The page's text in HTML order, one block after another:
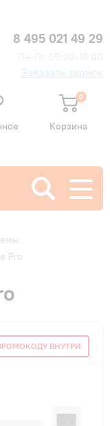
8 495 021 49 29
Заказать звонок
0
Корзина
Pro
ВНУТРИ